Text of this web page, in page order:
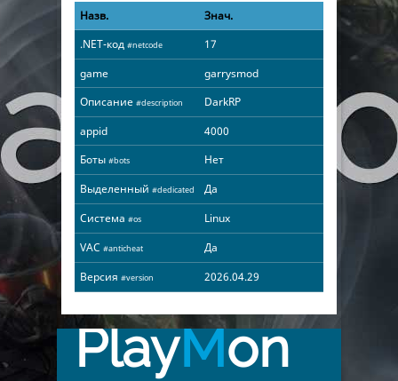
Назв.
Знач.
.NET-код #netcode
17
game
garrysmod
Описание #description
DarkRP
appid
4000
Боты #bots
Нет
Выделенный #dedicated
Да
Система #os
Linux
VAC #anticheat
Да
Версия #version 2026.04.29
PlayMon